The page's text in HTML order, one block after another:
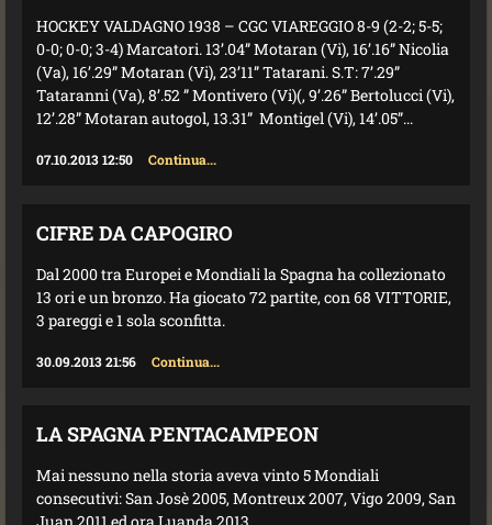
HOCKEY VALDAGNO 1938 – CGC VIAREGGIO 8-9 (2-2; 5-5;
0-0; 0-0; 3-4) Marcatori. 13’.04” Motaran (Vi), 16’.16” Nicolia
(Va), 16’.29” Motaran (Vi), 23’11” Tatarani. S.T: 7’.29”
Tataranni (Va), 8’.52 ” Montivero (Vi)(, 9’.26” Bertolucci (Vi),
12’.28” Motaran autogol, 13.31” Montigel (Vi), 14’.05”...
07.10.2013 12:50 Continua...
CIFRE DA CAPOGIRO
Dal 2000 tra Europei e Mondiali la Spagna ha collezionato
13 ori e un bronzo. Ha giocato 72 partite, con 68 VITTORIE,
3 pareggi e 1 sola sconfitta.
30.09.2013 21:56 Continua...
LA SPAGNA PENTACAMPEON
Mai nessuno nella storia aveva vinto 5 Mondiali
consecutivi: San Josè 2005, Montreux 2007, Vigo 2009, San